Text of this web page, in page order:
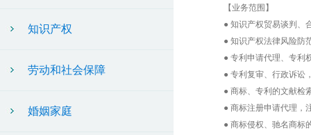
知识产权
劳动和社会保障
婚姻家庭
【业务范围】
● 知识产权贸易谈判、
● 知识产权法律风险防
● 专利申请代理、专利
● 专利复审、行政诉讼
● 商标、专利的文献检
● 商标注册申请代理，
● 商标侵权、驰名商标